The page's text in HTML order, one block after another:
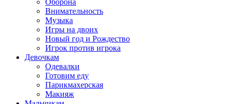
Оборона
Внимательность
Музыка
Игры на двоих
Новый год и Рождество
Игрок против игрока
Девочкам
Одевалки
Готовим еду
Парикмахерская
Макияж